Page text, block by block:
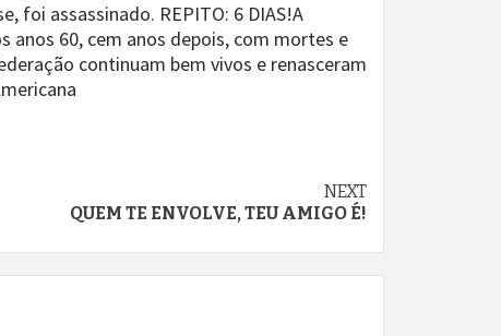
foi assassinado. REPITO: 6 DIAS!A
anos 60, cem anos depois, com mortes e
continuam bem vivos e renasceram
NEXT
QUEM TE ENVOLVE, TEU AMIGO É!